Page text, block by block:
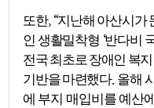
또한, “지난해 아산시가
인 생활밀착형 ‘반다비
전국 최초로 장애인 복
기반을 마련했다. 올해
에 부지 매입비를 예산